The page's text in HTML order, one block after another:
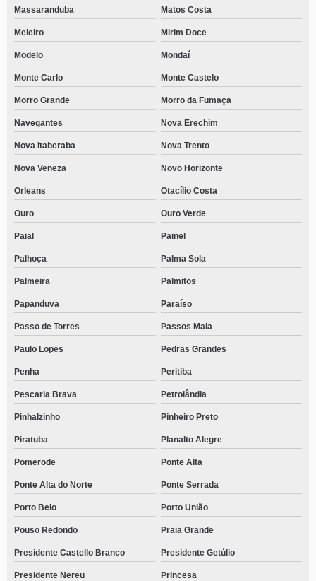
Massaranduba Matos Costa
Meleiro Mirim Doce
Modelo Mondaí
Monte Carlo Monte Castelo
Morro Grande Morro da Fumaça
Navegantes Nova Erechim
Nova Itaberaba Nova Trento
Nova Veneza Novo Horizonte
Orleans Otacílio Costa
Ouro Ouro Verde
Paial Painel
Palhoça Palma Sola
Palmeira Palmitos
Papanduva Paraíso
Passo de Torres Passos Maia
Paulo Lopes Pedras Grandes
Penha Peritiba
Pescaria Brava Petrolândia
Pinhalzinho Pinheiro Preto
Piratuba Planalto Alegre
Pomerode Ponte Alta
Ponte Alta do Norte Ponte Serrada
Porto Belo Porto União
Pouso Redondo Praia Grande
Presidente Castello Branco Presidente Getúlio
Presidente Nereu Princesa